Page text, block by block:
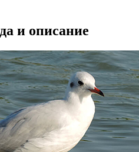
и описание